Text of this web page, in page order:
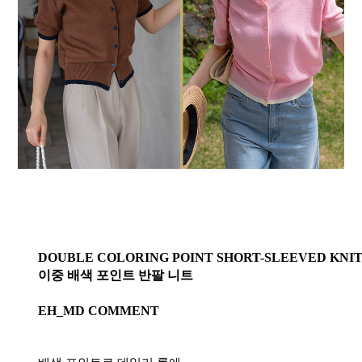
DOUBLE COLORING POINT SHORT-SLEEVED
이중 배색 포인트 반팔 니트
EH_MD COMMENT